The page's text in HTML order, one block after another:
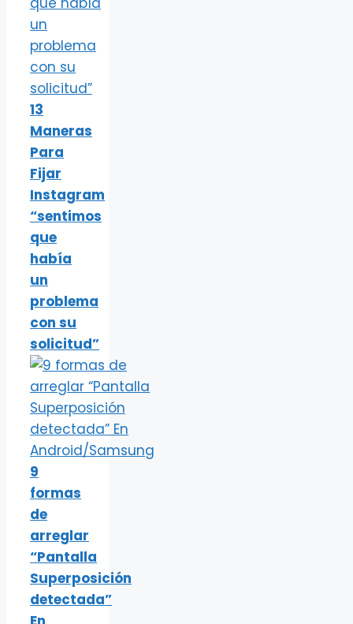
13
Maneras
Para
Fijar
Instagram
“sentimos
que
había
un
problema
con su
solicitud”
9
formas
de
arreglar
“Pantalla
Superposición
detectada”